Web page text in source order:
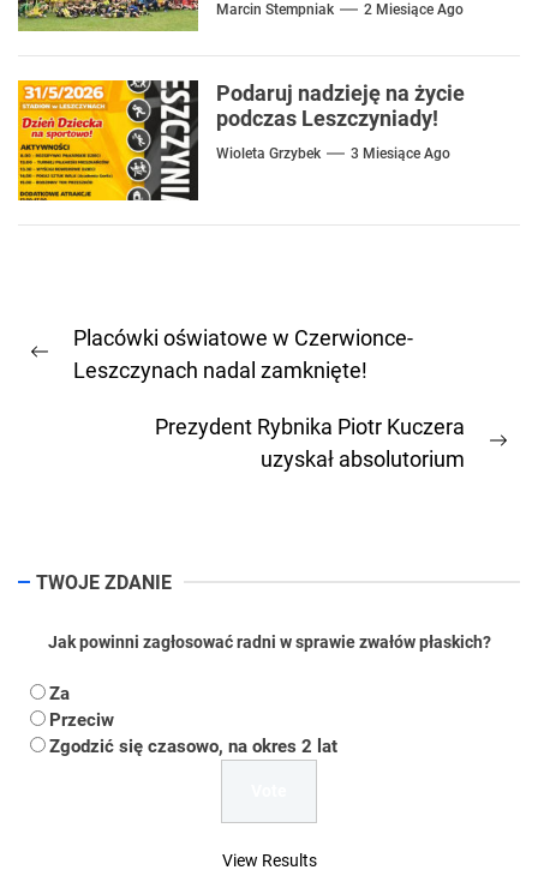
Marcin Stempniak 2 Miesiące Ago
Podaruj nadzieję na życie
podczas Leszczyniady!
Wioleta Grzybek 3 Miesiące Ago
wpisu
Previous
Placówki oświatowe w Czerwionce-
Leszczynach nadal zamknięte!
Prezydent Rybnika Piotr Kuczera
uzyskał absolutorium
TWOJE ZDANIE
Jak powinni zagłosować radni w sprawie zwałów płaskich?
Za
Przeciw
Zgodzić się czasowo, na okres 2 lat
View Results